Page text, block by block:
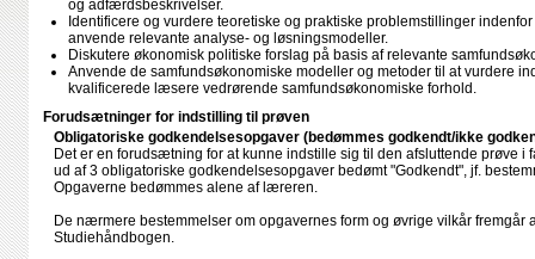
og adfærdsbeskrivelser.
Identificere og vurdere teoretiske og praktiske problemstillinger
anvende relevante analyse- og løsningsmodeller.
Diskutere økonomisk politiske forslag på basis af relevante
Anvende de samfundsøkonomiske modeller og metoder til at vurdere
kvalificerede læsere vedrørende samfundsøkonomiske forhold.
Forudsætninger for indstilling til prøven
Obligatoriske godkendelsesopgaver (bedømmes godkendt/ikke
Det er en forudsætning for at kunne indstille sig til den afsluttende prøve i
ud af 3 obligatoriske godkendelsesopgaver bedømt "Godkendt", jf.
Opgaverne bedømmes alene af læreren.
De nærmere bestemmelser om opgavernes form og øvrige vilkår fremgår
Studiehåndbogen.